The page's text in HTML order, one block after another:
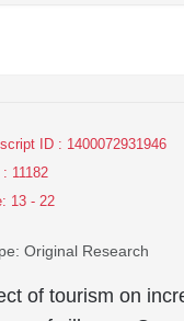
ID : 1400072931946
: 11182
: 13 - 22
: Original Research
of tourism on